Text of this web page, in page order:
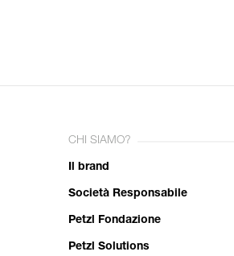
CHI SIAMO?
Il brand
Società Responsabile
Petzl Fondazione
Petzl Solutions